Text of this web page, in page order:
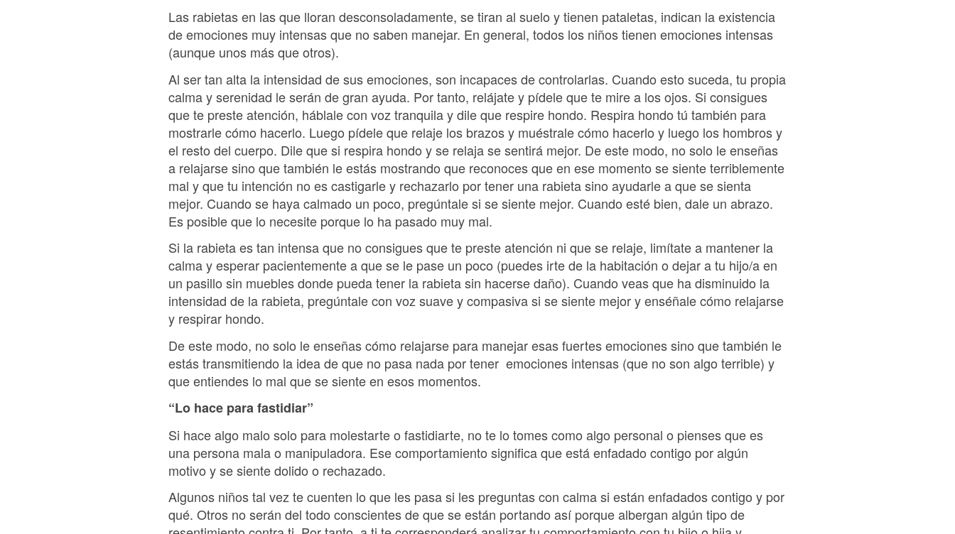
Las rabietas en las que lloran desconsoladamente, se tiran al suelo y tienen pataletas, indican la existencia
de emociones muy intensas que no saben manejar. En general, todos los niños tienen emociones intensas
(aunque unos más que otros).
Al ser tan alta la intensidad de sus emociones, son incapaces de controlarlas. Cuando esto suceda, tu propia
calma y serenidad le serán de gran ayuda. Por tanto, relájate y pídele que te mire a los ojos. Si consigues
que te preste atención, háblale con voz tranquila y dile que respire hondo. Respira hondo tú también para
mostrarle cómo hacerlo. Luego pídele que relaje los brazos y muéstrale cómo hacerlo y luego los hombros y
el resto del cuerpo. Dile que si respira hondo y se relaja se sentirá mejor. De este modo, no solo le enseñas
a relajarse sino que también le estás mostrando que reconoces que en ese momento se siente terriblemente
mal y que tu intención no es castigarle y rechazarlo por tener una rabieta sino ayudarle a que se sienta
mejor. Cuando se haya calmado un poco, pregúntale si se siente mejor. Cuando esté bien, dale un abrazo.
Es posible que lo necesite porque lo ha pasado muy mal.
Si la rabieta es tan intensa que no consigues que te preste atención ni que se relaje, limítate a mantener la
calma y esperar pacientemente a que se le pase un poco (puedes irte de la habitación o dejar a tu hijo/a en
un pasillo sin muebles donde pueda tener la rabieta sin hacerse daño). Cuando veas que ha disminuido la
intensidad de la rabieta, pregúntale con voz suave y compasiva si se siente mejor y enséñale cómo relajarse
y respirar hondo.
De este modo, no solo le enseñas cómo relajarse para manejar esas fuertes emociones sino que también le
estás transmitiendo la idea de que no pasa nada por tener emociones intensas (que no son algo terrible) y
que entiendes lo mal que se siente en esos momentos.
“Lo hace para fastidiar”
Si hace algo malo solo para molestarte o fastidiarte, no te lo tomes como algo personal o pienses que es
una persona mala o manipuladora. Ese comportamiento significa que está enfadado contigo por algún
motivo y se siente dolido o rechazado.
Algunos niños tal vez te cuenten lo que les pasa si les preguntas con calma si están enfadados contigo y por
qué. Otros no serán del todo conscientes de que se están portando así porque albergan algún tipo de